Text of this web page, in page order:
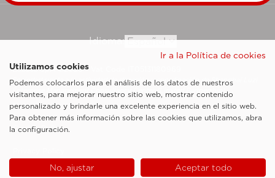
Idioma:
Esaote SpA ©2026 - Vat Code IT05131180969
Sociedad sujeta a la actividad de dirección y coordinación de Shanghai Luzi
Enterprise Management Consultancy Center (Limited Partnership)
Notas legales
Cookie Policy
Ir a la Política de cookies
Utilizamos cookies
Podemos colocarlos para el análisis de los datos de nuestros
visitantes, para mejorar nuestro sitio web, mostrar contenido
personalizado y brindarle una excelente experiencia en el sitio web.
Para obtener más información sobre las cookies que utilizamos, abra
la configuración.
No, ajustar Aceptar todo